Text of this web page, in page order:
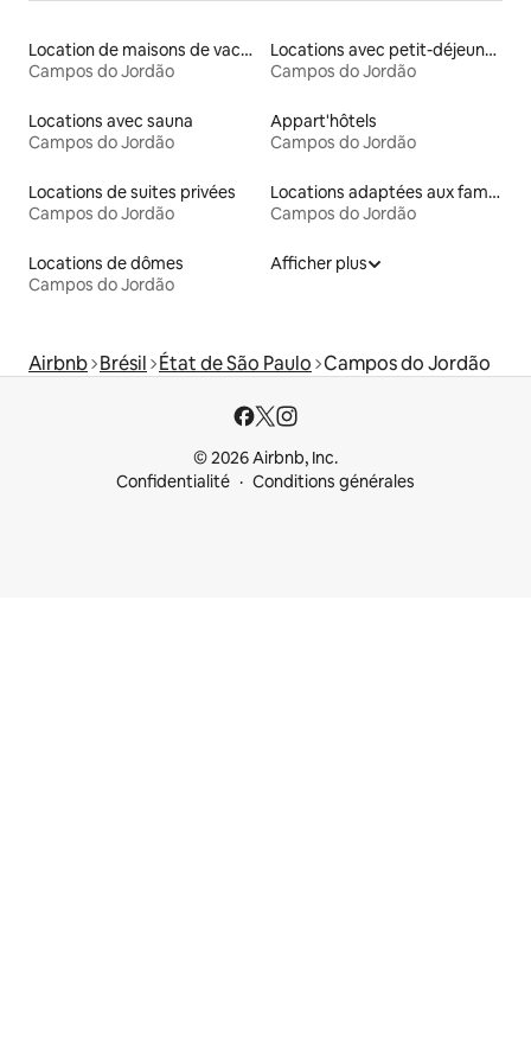
Location de maisons de vacances
Campos do Jordão
Locations avec petit-déjeuner
Campos do Jordão
Locations avec sauna
Campos do Jordão
Appart'hôtels
Campos do Jordão
Locations de suites privées
Campos do Jordão
Locations adaptées aux familles
Campos do Jordão
Locations de dômes
Campos do Jordão
Afficher plus
Airbnb Brésil État de São Paulo Campos do Jordão
© 2026 Airbnb, Inc.
Confidentialité
Conditions générales